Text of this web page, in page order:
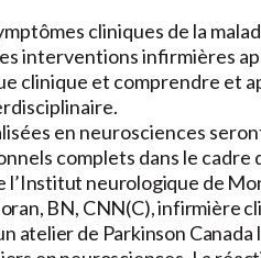
cliniques de la
interventions infirmières
clinique et comprendre et
en neurosciences
complets dans le cadre
l’Institut neurologique de
BN, CNN(C), infirmière
atelier de Parkinson